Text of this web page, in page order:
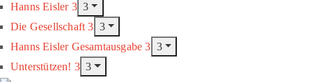
Hanns Eisler
Die Gesellschaft
Hanns Eisler Gesamtausgabe
Unterstützen!